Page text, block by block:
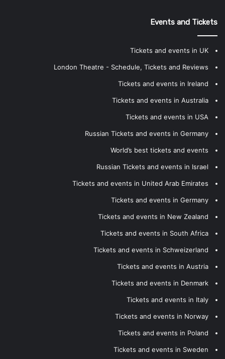
Events and Tickets
Tickets and events in UK
London Theatre - Schedule, Tickets and Reviews
Tickets and events in Ireland
Tickets and events in Australia
Tickets and events in USA
Russian Tickets and events in Germany
World’s best tickets and events
Russian Tickets and events in Israel
Tickets and events in United Arab Emirates
Tickets and events in Germany
Tickets and events in New Zealand
Tickets and events in South Africa
Tickets and events in Schweizerland
Tickets and events in Austria
Tickets and events in Denmark
Tickets and events in Italy
Tickets and events in Norway
Tickets and events in Poland
Tickets and events in Sweden